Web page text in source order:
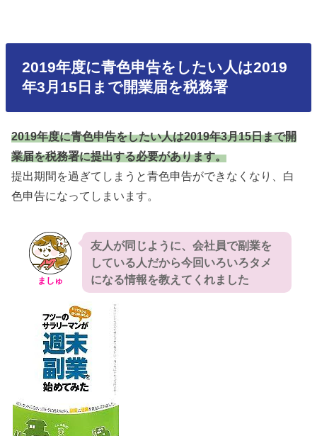
2019年度に青色申告をしたい人は2019
年3月15日まで開業届を税務署
2019年度に青色申告をしたい人は2019年3月15日まで開
業届を税務署に提出する必要があります。
提出期間を過ぎてしまうと青色申告ができなくなり、白
色申告になってしまいます。
ましゅ
友人が同じように、会社員で副業を
している人だから今回いろいろタメ
になる情報を教えてくれました